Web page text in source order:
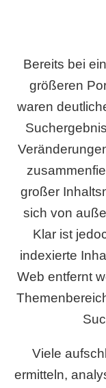
Bereits bei
größeren
waren
großer
sich von
Klar ist
indexierte
Web entfernt
Viele
ermitteln,